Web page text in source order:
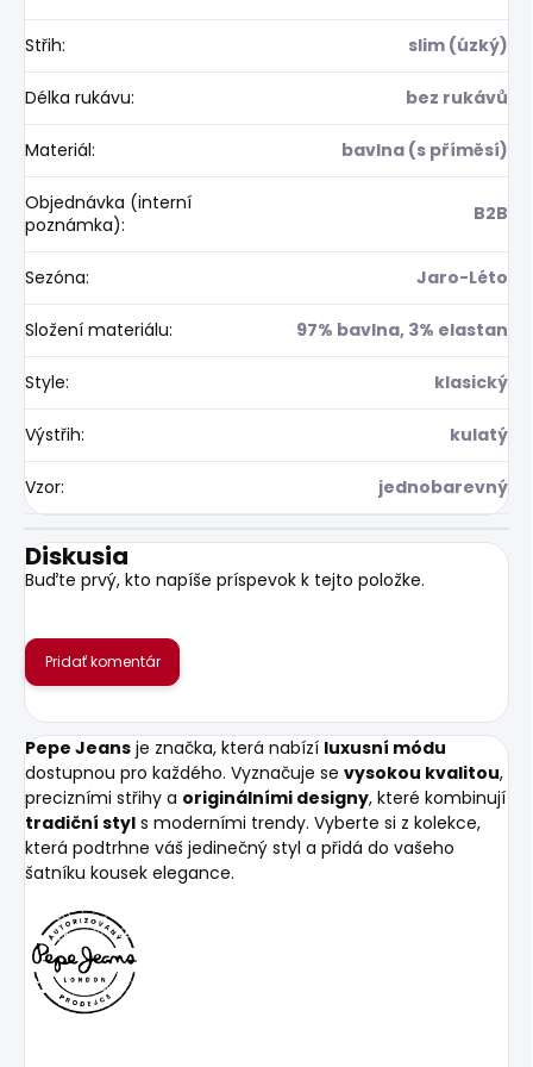
Střih: slim (úzký)
Délka rukávu: bez rukávů
Materiál: bavlna (s příměsí)
Objednávka (interní
poznámka): B2B
Sezóna: Jaro-Léto
Složení materiálu: 97% bavlna, 3% elastan
Style: klasický
Výstřih: kulatý
Vzor: jednobarevný
Diskusia
Buďte prvý, kto napíše príspevok k tejto položke.
Pridať komentár
Pepe Jeans je značka, která nabízí luxusní módu
dostupnou pro každého. Vyznačuje se vysokou kvalitou,
precizními střihy a originálními designy, které kombinují
tradiční styl s moderními trendy. Vyberte si z kolekce,
která podtrhne váš jedinečný styl a přidá do vašeho
šatníku kousek elegance.